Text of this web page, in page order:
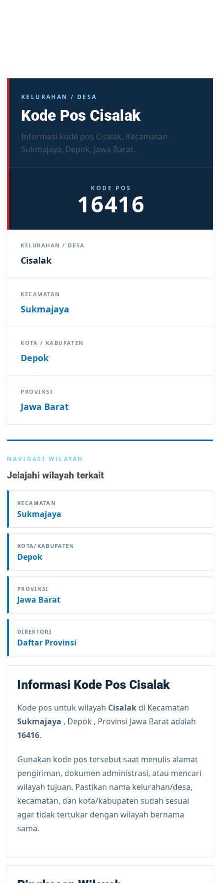
KELURAHAN / DESA
Kode Pos Cisalak
Informasi kode pos Cisalak, Kecamatan
Sukmajaya, Depok, Jawa Barat.
KODE POS
16416
KELURAHAN / DESA
Cisalak
KECAMATAN
Sukmajaya
KOTA / KABUPATEN
Depok
PROVINSI
Jawa Barat
NAVIGASI WILAYAH
Jelajahi wilayah terkait
KECAMATAN
Sukmajaya
KOTA/KABUPATEN
Depok
PROVINSI
Jawa Barat
DIREKTORI
Daftar Provinsi
Informasi Kode Pos Cisalak
Kode pos untuk wilayah Cisalak di Kecamatan
Sukmajaya , Depok , Provinsi Jawa Barat adalah
16416.
Gunakan kode pos tersebut saat menulis alamat
pengiriman, dokumen administrasi, atau mencari
wilayah tujuan. Pastikan nama kelurahan/desa,
kecamatan, dan kota/kabupaten sudah sesuai
agar tidak tertukar dengan wilayah bernama
sama.